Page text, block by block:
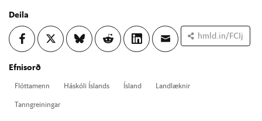
Deila
hmld.in/FCIj
Efnisorð
Flótta­menn Há­skóli Ís­lands Ís­land
Land­lækn­ir
Tann­grein­ing­ar